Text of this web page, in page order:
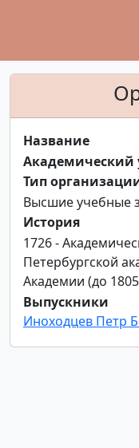
Название
Академический
Тип
Высшие учебные
История
1726 -
Петербургской
Академии (до
Выпускники
Иноходцев Петр